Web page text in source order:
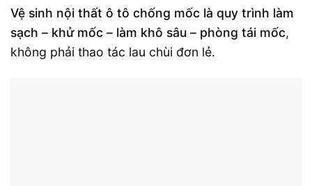
Vệ sinh nội thất ô tô chống mốc là quy trình làm
sạch – khử mốc – làm khô sâu – phòng tái mốc,
không phải thao tác lau chùi đơn lẻ.